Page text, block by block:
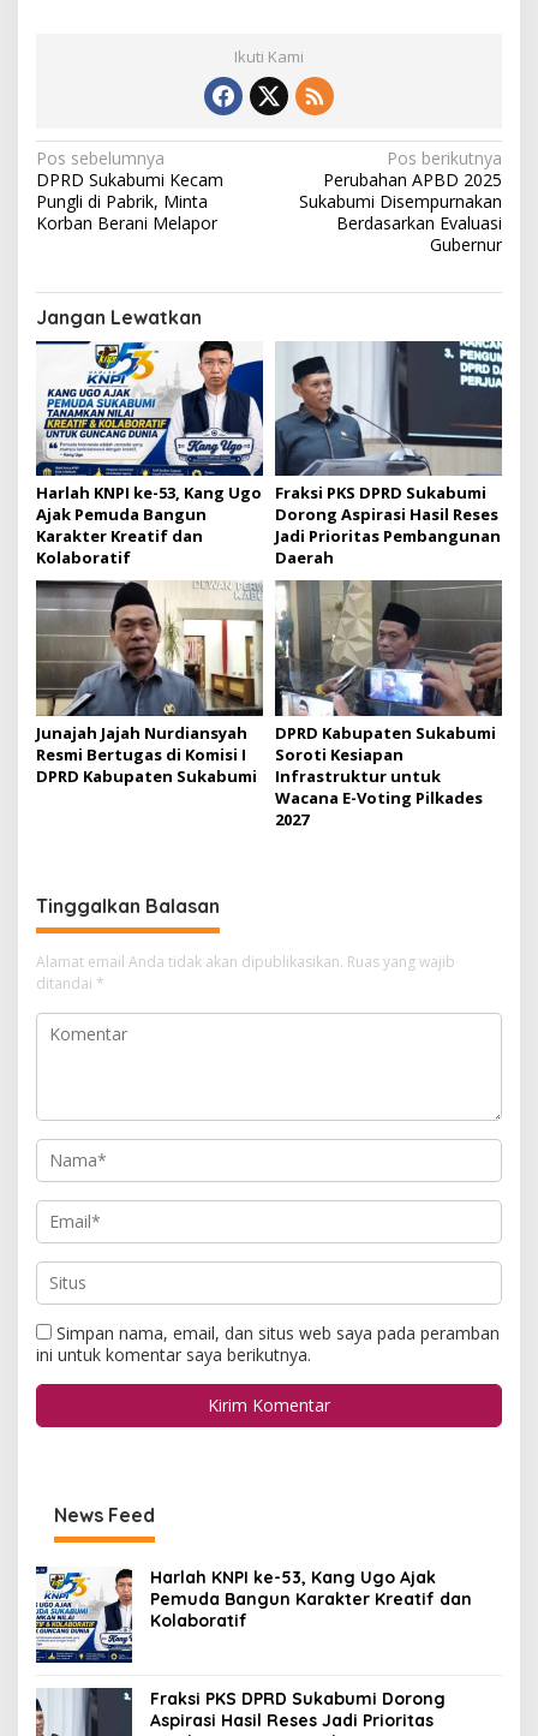
Ikuti Kami
N
a
v
g
a
p
o
s
Pos sebelumnya
DPRD Sukabumi Kecam
Pungli di Pabrik, Minta
Korban Berani Melapor
Pos berikutnya
Perubahan APBD 2025
Sukabumi Disempurnakan
Berdasarkan Evaluasi
Gubernur
Jangan Lewatkan
Harlah KNPI ke-53, Kang Ugo
Ajak Pemuda Bangun
Karakter Kreatif dan
Kolaboratif
Fraksi PKS DPRD Sukabumi
Dorong Aspirasi Hasil Reses
Jadi Prioritas Pembangunan
Daerah
Junajah Jajah Nurdiansyah
Resmi Bertugas di Komisi I
DPRD Kabupaten Sukabumi
DPRD Kabupaten Sukabumi
Soroti Kesiapan
Infrastruktur untuk
Wacana E-Voting Pilkades
2027
Tinggalkan Balasan
Alamat email Anda tidak akan dipublikasikan. Ruas yang wajib
ditandai *
Simpan nama, email, dan situs web saya pada peramban
ini untuk komentar saya berikutnya.
News Feed
Harlah KNPI ke-53, Kang Ugo Ajak
Pemuda Bangun Karakter Kreatif dan
Kolaboratif
Fraksi PKS DPRD Sukabumi Dorong
Aspirasi Hasil Reses Jadi Prioritas